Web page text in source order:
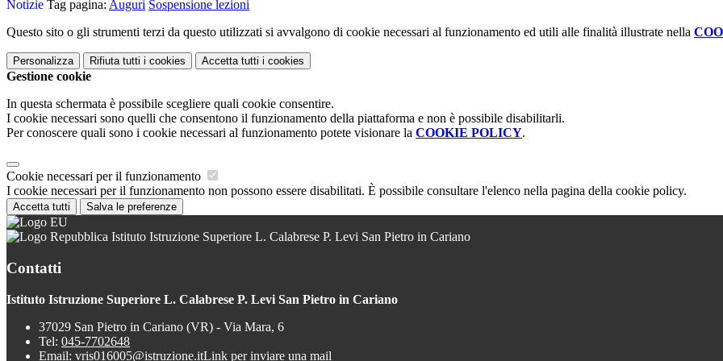
Notizie Tag pagina: Auguri Sospensione lezioni
Questo sito o gli strumenti terzi da questo utilizzati si avvalgono di cookie necessari al funzionamento ed utili alle finalità illustrate nella
Personalizza Rifiuta tutti i cookies Accetta tutti i cookies
Gestione cookie
In questa schermata è possibile scegliere quali cookie consentire.
I cookie necessari sono quelli che consentono il funzionamento della piattaforma e non è possibile disabilitarli.
Per conoscere quali sono i cookie necessari al funzionamento potete visionare la COOKIE POLICY.
Cookie necessari per il funzionamento
I cookie necessari per il funzionamento non possono essere disabilitati. È possibile consultare l'elenco nella pagina della cookie policy.
Accetta tutti Salva le preferenze
Istituto Istruzione Superiore L. Calabrese P. Levi San Pietro in Cariano
Contatti
Istituto Istruzione Superiore L. Calabrese P. Levi San Pietro in Cariano
37029 San Pietro in Cariano (VR) - Via Mara, 6
Tel: 045-7702648
Email: vris016005@istruzione.itLink per inviare una mail